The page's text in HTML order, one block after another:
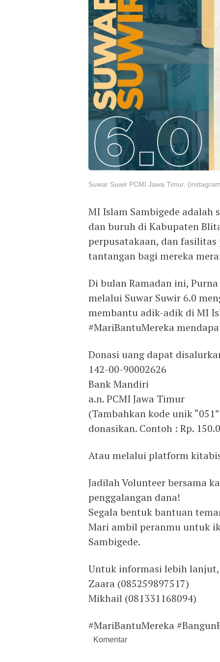
Suwar Suwir PCMI Jawa Timur.
MI Islam Sambigede adalah
dan buruh di Kabupaten
perpusatakaan, dan
tantangan bagi mereka
Di bulan Ramadan ini,
melalui Suwar Suwir 6.0
membantu adik-adik di MI
#MariBantuMereka
Donasi uang dapat
142-00-90002626
Bank Mandiri
a.n. PCMI Jawa Timur
(Tambahkan kode unik
donasikan. Contoh : Rp.
Atau melalui platform
Jadilah Volunteer bersama
penggalangan dana!
Segala bentuk bantuan
Mari ambil peranmu untuk
Sambigede.
Untuk informasi lebih
Zaara (085259897517)
Mikhail (081331168094)
#MariBantuMereka
Komentar